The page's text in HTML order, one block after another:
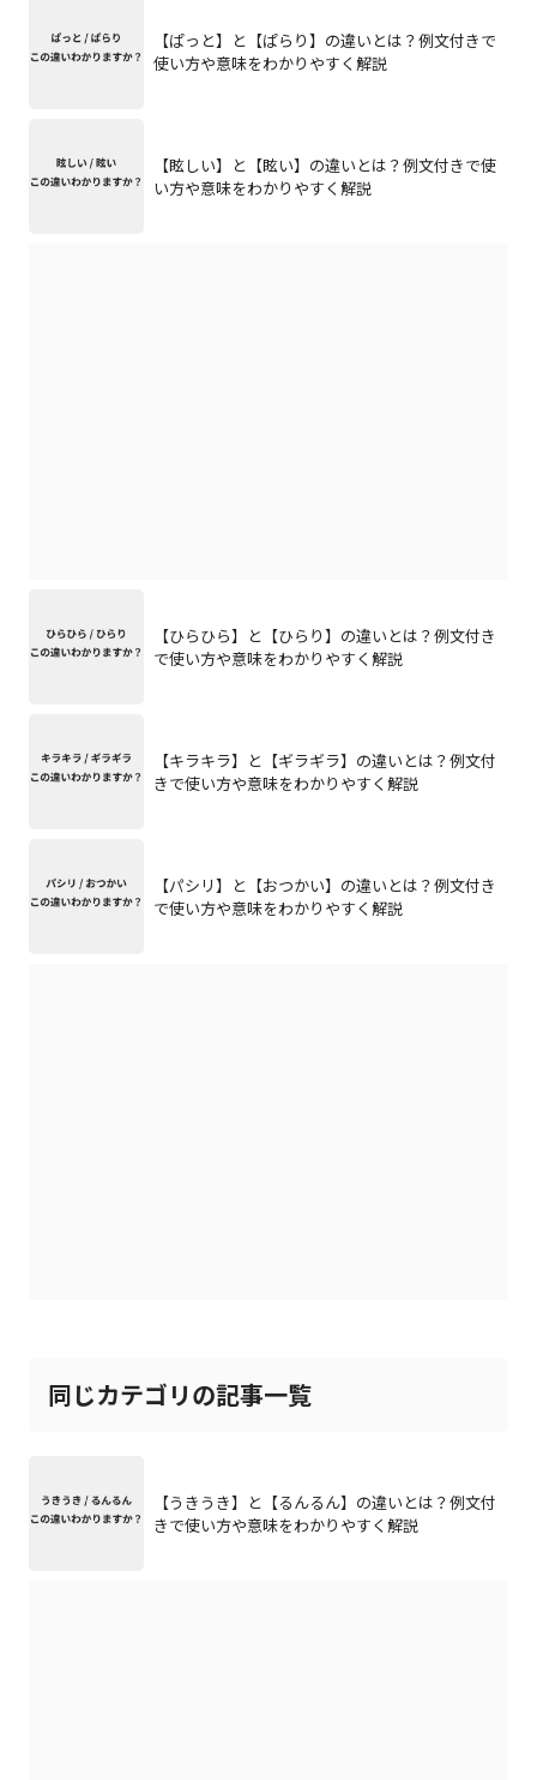
【ぱっと】と【ぱらり】の違いとは？例文付きで
使い方や意味をわかりやすく解説
【眩しい】と【眩い】の違いとは？例文付きで使
い方や意味をわかりやすく解説
【ひらひら】と【ひらり】の違いとは？例文付き
で使い方や意味をわかりやすく解説
【キラキラ】と【ギラギラ】の違いとは？例文付
きで使い方や意味をわかりやすく解説
【パシリ】と【おつかい】の違いとは？例文付き
で使い方や意味をわかりやすく解説
同じカテゴリの記事一覧
【うきうき】と【るんるん】の違いとは？例文付
きで使い方や意味をわかりやすく解説